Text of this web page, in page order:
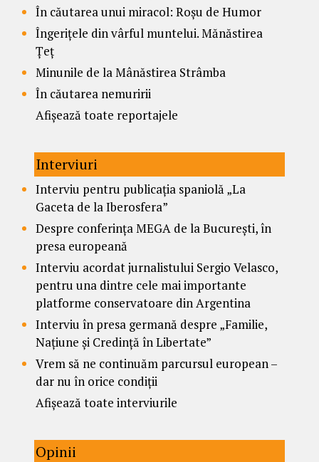
În căutarea unui miracol: Roșu de Humor
Îngerițele din vârful muntelui. Mănăstirea
Țeț
Minunile de la Mânăstirea Strâmba
În căutarea nemuririi
Afișează toate reportajele
Interviuri
Interviu pentru publicația spaniolă „La
Gaceta de la Iberosfera”
Despre conferința MEGA de la București, în
presa europeană
Interviu acordat jurnalistului Sergio Velasco,
pentru una dintre cele mai importante
platforme conservatoare din Argentina
Interviu în presa germană despre „Familie,
Națiune și Credință în Libertate”
Vrem să ne continuăm parcursul european –
dar nu în orice condiții
Afișează toate interviurile
Opinii